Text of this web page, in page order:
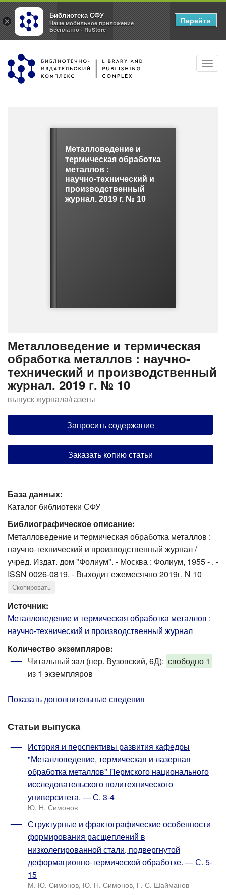
Перейти
основному
Металловедение и
термическая обработка
металлов :
научно-технический и
производственный
журнал. 2019 г. № 10
Металловедение и термическая
обработка металлов : научно-
технический и производственный
журнал. 2019 г. № 10
выпуск журнала/газеты
Запросить содержание
Заказать копию статьи
База данных:
Каталог библиотеки СФУ
Библиографическое описание:
Металловедение и термическая обработка металлов :
научно-технический и производственный журнал /
учред. Издат. дом "Фолиум". - Москва : Фолиум, 1955 - . -
ISSN 0026-0819. - Выходит ежемесячно 2019г. N 10
Скопировать
Источник:
Металловедение и термическая обработка металлов :
научно-технический и производственный журнал
Количество экземпляров:
Читальный зал (пер. Вузовский, 6Д): свободно 1
из 1 экземпляров
Показать дополнительные сведения
Статьи выпуска
История и перспективы развития кафедры
"Металловедение, термическая и лазерная
обработка металлов" Пермского национального
исследовательского политехнического
университета. — С. 3-4
Ю. Н. Симонов
Структурные и фрактографические особенности
формирования расщеплений в
низколегированной стали, подвергнутой
деформационно-термической обработке. — С. 5-
15
М. Ю. Симонов, Ю. Н. Симонов, Г. С. Шайманов
×
Библиотека СФУ
Наше мобильное приложение
Бесплатно - RuStore
Перейти